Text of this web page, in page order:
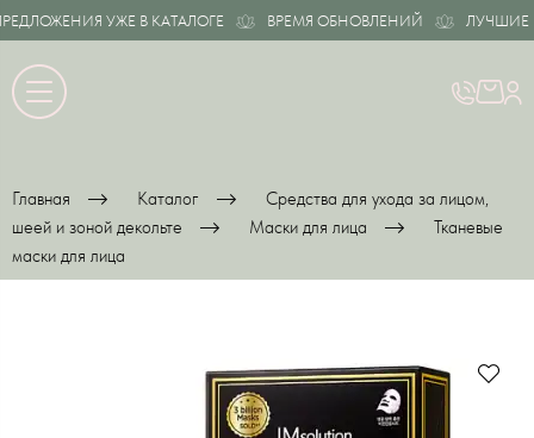
УЖЕ В КАТАЛОГЕ ВРЕМЯ ОБНОВЛЕНИЙ ЛУЧШИЕ
Главная Каталог
Средства для ухода за лицом,
шеей и зоной декольте
Маски для лица
Тканевые
маски для лица